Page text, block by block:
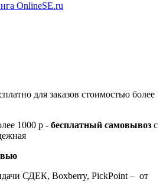
OnlineSE.ru
для заказов стоимостью более
1000 р - бесплатный самовывоз с
СДЕК, Boxberry, PickPoint – от